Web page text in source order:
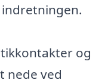
og
nede ved